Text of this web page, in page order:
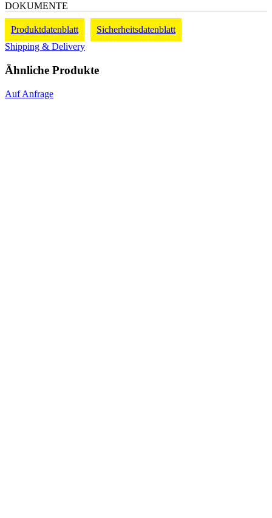
DOKUMENTE
Produktdatenblatt
Sicherheitsdatenblatt
Shipping & Delivery
Ähnliche Produkte
Auf Anfrage